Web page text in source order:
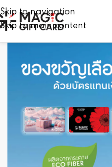
Skip to navigation
Skip to main content